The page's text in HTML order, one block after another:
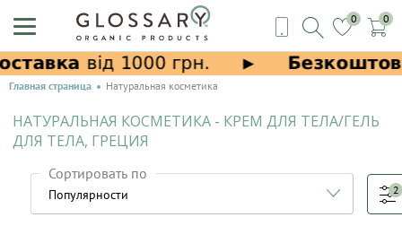
0 0
Главная страница Натуральная косметика
НАТУРАЛЬНАЯ КОСМЕТИКА - КРЕМ ДЛЯ ТЕЛА/ГЕЛЬ
ДЛЯ ТЕЛА, ГРЕЦИЯ
Сортировать по
2